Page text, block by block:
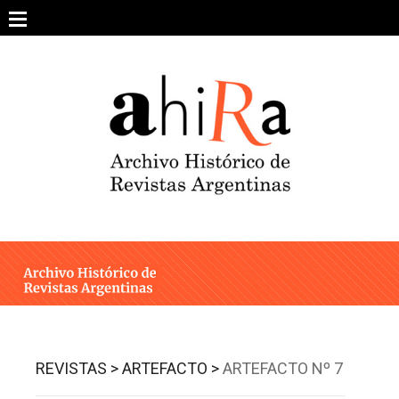
content
ARCHIVO DE REVISTAS
ESTUDIOS CRÍTICOS
INTEGRANTES
REVISTAS >ARTEFACTO >ARTEFACTO Nº 7